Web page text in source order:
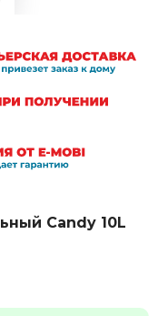
Candy 10L